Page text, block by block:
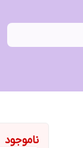
ناموجود